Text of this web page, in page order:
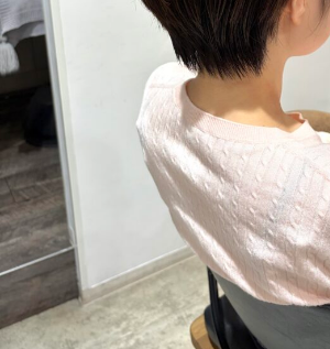
MENU
SALON INFORMATION
STAFF
GALLERY
BLOG
KUCHIKOMI
MOVIE
PRODUCT
TREND STYLE
CARE
RECRUIT